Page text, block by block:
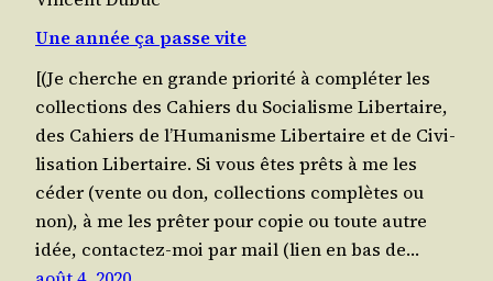
Une année ça passe vite
[(Je cherche en grande prio­ri­té à com­plé­ter les
col­lec­tions des Cahiers du Socia­lisme Liber­taire,
des Cahiers de l’Humanisme Liber­taire et de Civi­
li­sa­tion Liber­taire. Si vous êtes prêts à me les
céder (vente ou don, col­lec­tions com­plètes ou
non), à me les prê­ter pour copie ou toute autre
idée, contac­tez-moi par mail (lien en bas de…